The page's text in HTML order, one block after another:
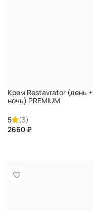
Крем Restavrator (день +
ночь) PREMIUM
5
(3)
₽